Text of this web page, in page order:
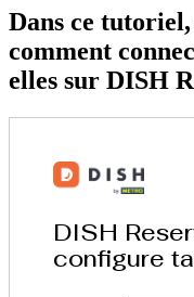
Dans ce
comment
elles sur DISH